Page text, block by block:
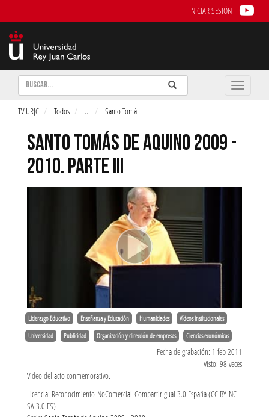
INICIAR SESIÓN
Buscar Enviar
Buscar
Toggle
TV URJC Todos ... Santo Tomá
SANTO TOMÁS DE AQUINO 2009 -
2010. PARTE III
Liderazgo Educativo Enseñanza y Educación Humanidades Vídeos institucionales
Universidad Publicidad Organización y dirección de empresas Ciencias económicas
Fecha de grabación: 1 feb 2011
Visto: 98 veces
Video del acto conmemorativo.
Licencia: Reconocimiento-NoComercial-CompartirIgual 3.0 España (CC BY-NC-
SA 3.0 ES)